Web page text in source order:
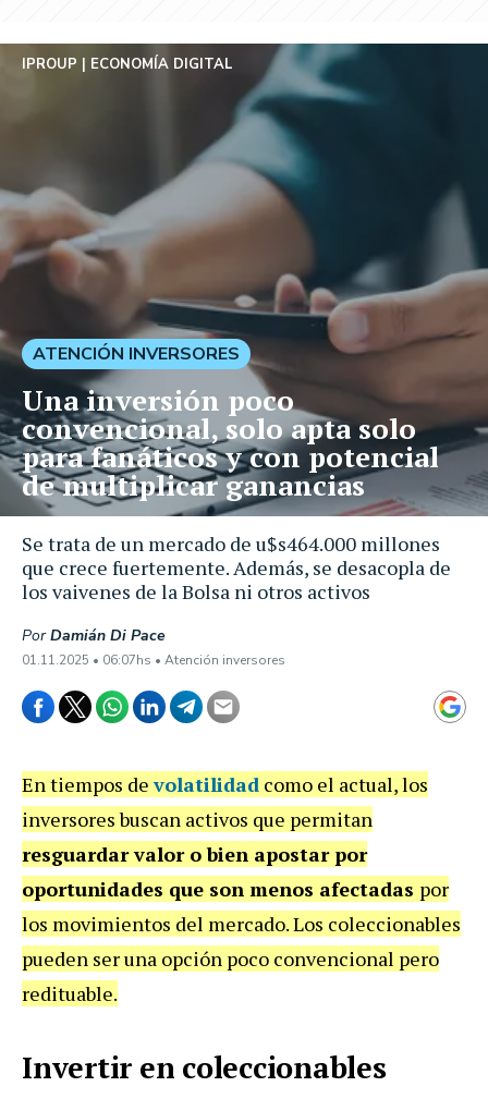
Se trata de un mercado de u$s464.000 millones
que crece fuertemente. Además, se desacopla de
los vaivenes de la Bolsa ni otros activos
IPROUP ECONOMÍA DIGITAL
PorDamián Di Pace
01.11.2025 • 06:07hs • Atención inversores
ATENCIÓN INVERSORES
Una inversión poco
convencional, solo apta solo
para fanáticos y con potencial
de multiplicar ganancias
En tiempos devolatilidad como el actual, los
inversores buscan activos que permitan
resguardar valor o bien apostar por
oportunidades que son menos afectadas por
los movimientos del mercado. Los coleccionables
pueden ser una opción poco convencional pero
redituable.
Invertir en coleccionables